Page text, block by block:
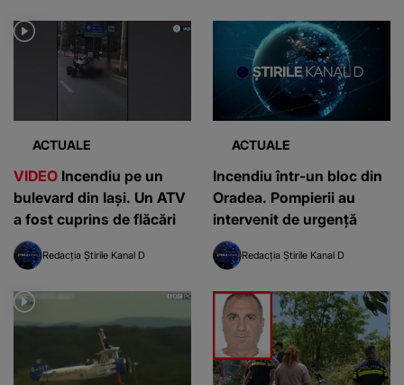
ACTUALE
VIDEO Incendiu pe un
bulevard din Iași. Un ATV
a fost cuprins de flăcări
Redacția Știrile Kanal D
ACTUALE
Incendiu într-un bloc din
Oradea. Pompierii au
intervenit de urgență
Redacția Știrile Kanal D